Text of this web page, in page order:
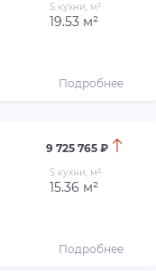
S кухни, м²
19.53 м²
Подробнее
9 725 765 ₽
S кухни, м²
15.36 м²
Подробнее